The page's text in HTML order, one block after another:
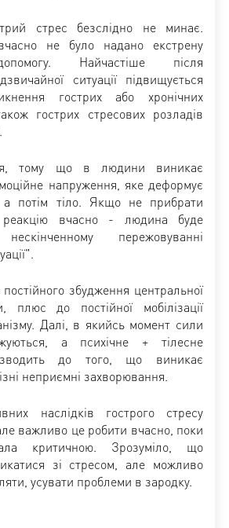
стрес безслідно не минає.
не було надано екстрену
Найчастіше після
ситуації підвищується
гострих або хронічних
гострих стресових розладів
тому що в людини виникає
напруження, яке деформує
а потім тіло. Якщо не прибрати
реакцію вчасно - людина буде
пережовуванні
збудження центральної
плюс до постійної мобілізації
Далі, в якийсь момент сили
а психічне + тілесне
до того, що виникає
неприємні захворювання.
наслідків гострого стресу
важливо це робити вчасно, поки
критичною. Зрозуміло, що
зі стресом, але можливо
усувати проблеми в зародку.